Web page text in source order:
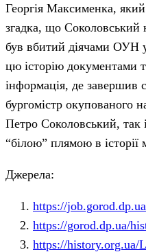
Георгія Максименка, який
згадка, що Соколовський
був вбитий діячами ОУН
цю історію документами
інформація, де завершив
бургомістр окупованого
Петро Соколовський, так
“білою” плямою в історії
Джерела:
https://
https://gorod.dp.ua/
https://history.org.ua/